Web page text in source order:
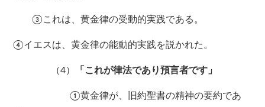
③これは、黄金律の受動的実践である。
④イエスは、黄金律の能動的実践を説かれた。
（4） 「これが律法であり預言者です」
①黄金律が、旧約聖書の精神の要約であ